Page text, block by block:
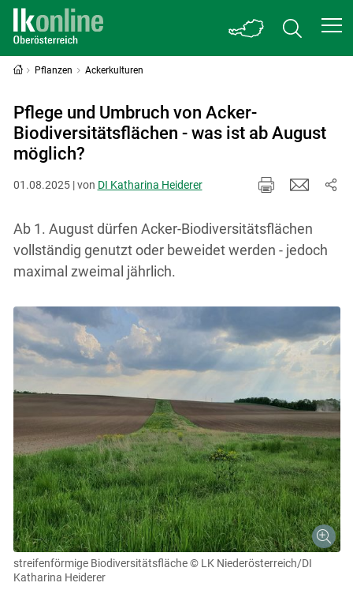
Pflanzen Ackerkulturen
Pflege und Umbruch von Acker-
Biodiversitätsflächen - was ist ab August
möglich?
01.08.2025 | von DI Katharina Heiderer
Ab 1. August dürfen Acker-Biodiversitätsflächen
vollständig genutzt oder beweidet werden - jedoch
maximal zweimal jährlich.
streifenförmige Biodiversitätsfläche © LK Niederösterreich/DI
Katharina Heiderer